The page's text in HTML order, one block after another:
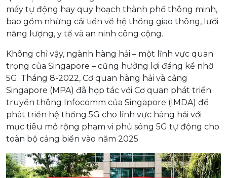
máy tự động hay quy hoạch thành phố thông minh,
bao gồm những cải tiến về hệ thống giao thông, lưới
năng lượng, y tế và an ninh công cộng.
Không chỉ vậy, ngành hàng hải – một lĩnh vực quan
trọng của Singapore – cũng hưởng lợi đáng kể nhờ
5G. Tháng 8-2022, Cơ quan hàng hải và cảng
Singapore (MPA) đã hợp tác với Cơ quan phát triển
truyền thông Infocomm của Singapore (IMDA) để
phát triển hệ thống 5G cho lĩnh vực hàng hải với
mục tiêu mở rộng phạm vi phủ sóng 5G tự động cho
toàn bộ cảng biển vào năm 2025.